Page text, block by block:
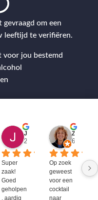
om een
leeftijd te verifiëren.
voor jou bestemd
2 jaar geleden
Super
zaak!
Goed
geholpen
, aardig
6 jaar
Op zoek
geweest
voor een
cocktail
naar